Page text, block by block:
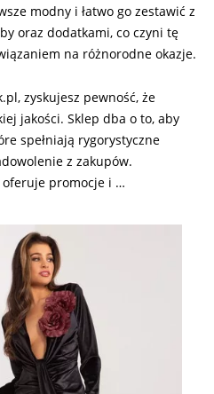
modny i łatwo go zestawić z
oraz dodatkami, co czyni tę
na różnorodne okazje.
zyskujesz pewność, że
jakości. Sklep dba o to, aby
spełniają rygorystyczne
z zakupów.
oferuje promocje i …